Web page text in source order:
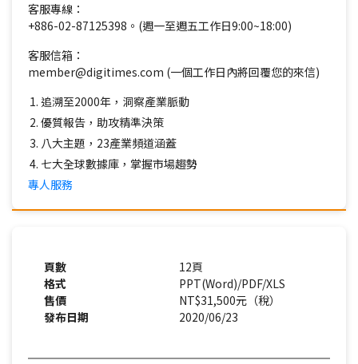
客服專線：
+886-02-87125398。(週一至週五工作日9:00~18:00)
客服信箱：
member@digitimes.com (一個工作日內將回覆您的來信)
追溯至2000年，洞察產業脈動
優質報告，助攻精準決策
八大主題，23產業頻道涵蓋
七大全球數據庫，掌握市場趨勢
專人服務
頁數
12頁
格式
PPT(Word)/PDF/XLS
售價
NT$31,500元（稅）
發布日期
2020/06/23